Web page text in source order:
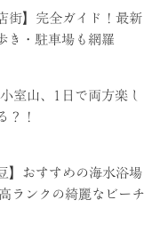
街】完全ガイド！最新
き・駐車場も網羅
室山、1日で両方楽し
？！
】おすすめの海水浴場
ランクの綺麗なビーチ